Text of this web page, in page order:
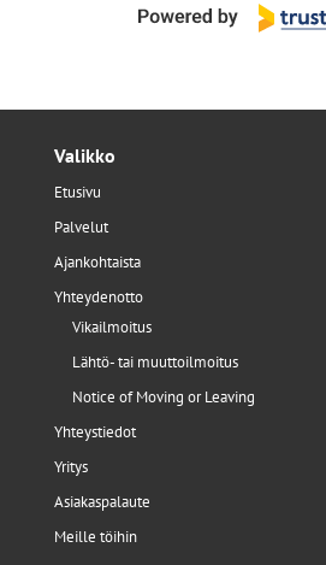
Valikko
Etusivu
Palvelut
Ajankohtaista
Yhteydenotto
Vikailmoitus
Lähtö- tai muuttoilmoitus
Notice of Moving or Leaving
Yhteystiedot
Yritys
Asiakaspalaute
Meille töihin